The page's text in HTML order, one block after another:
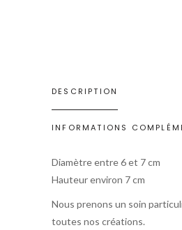
DESCRIPTION
INFORMATIONS
Diamètre entre 6 et 7 cm
Hauteur environ 7 cm
Nous prenons un soin
toutes nos créations.